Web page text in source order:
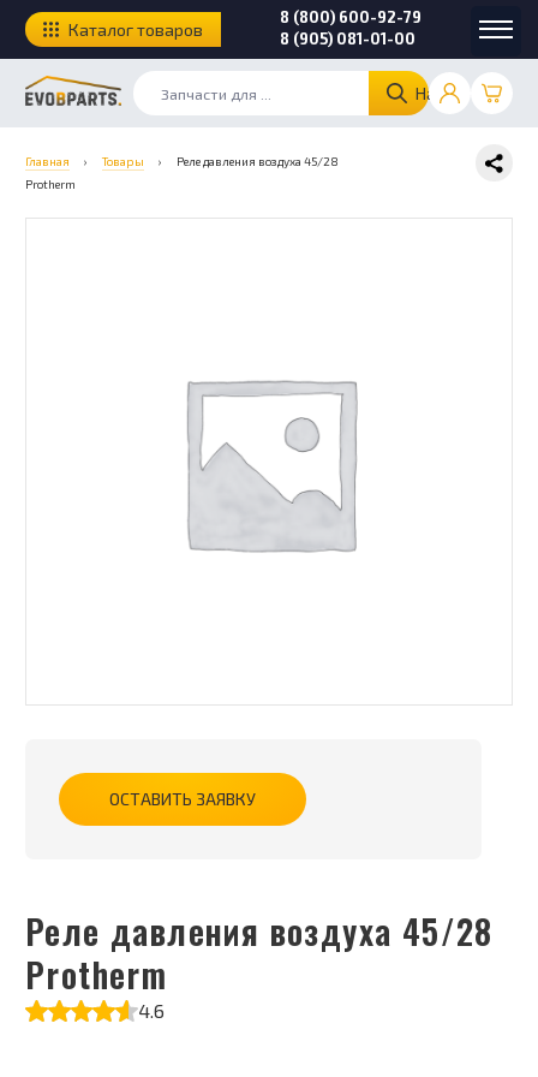
Найти
8 (800) 600-92-79
8 (905) 081-01-00
Каталог товаров
Главная › Товары ›
Реле давления воздуха 45/28
Protherm
Реле давления воздуха 45/28
Protherm
4.6
ОСТАВИТЬ ЗАЯВКУ